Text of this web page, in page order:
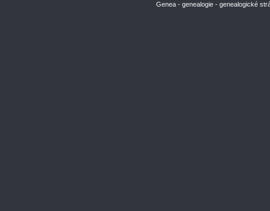
Genea - genealogie - genealogické